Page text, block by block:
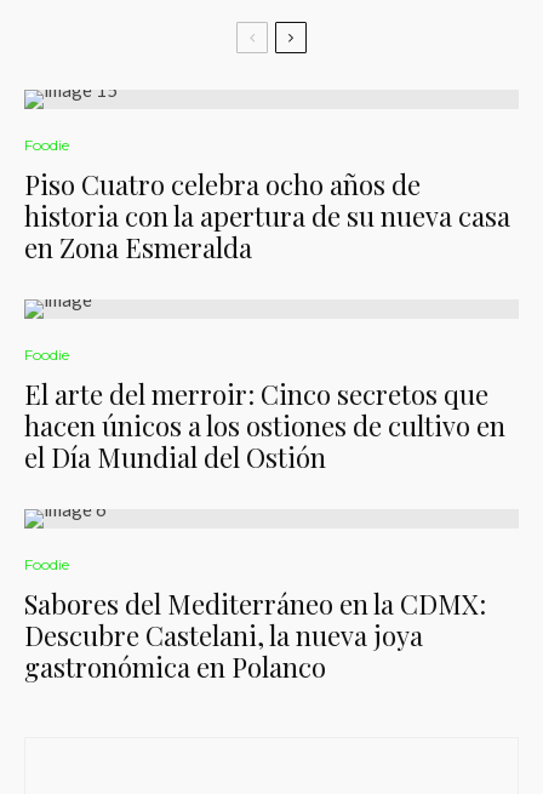
Foodie
Piso Cuatro celebra ocho años de
historia con la apertura de su nueva casa
en Zona Esmeralda
Foodie
El arte del merroir: Cinco secretos que
hacen únicos a los ostiones de cultivo en
el Día Mundial del Ostión
Foodie
Sabores del Mediterráneo en la CDMX:
Descubre Castelani, la nueva joya
gastronómica en Polanco